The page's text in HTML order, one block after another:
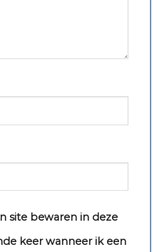
site bewaren in deze
keer wanneer ik een